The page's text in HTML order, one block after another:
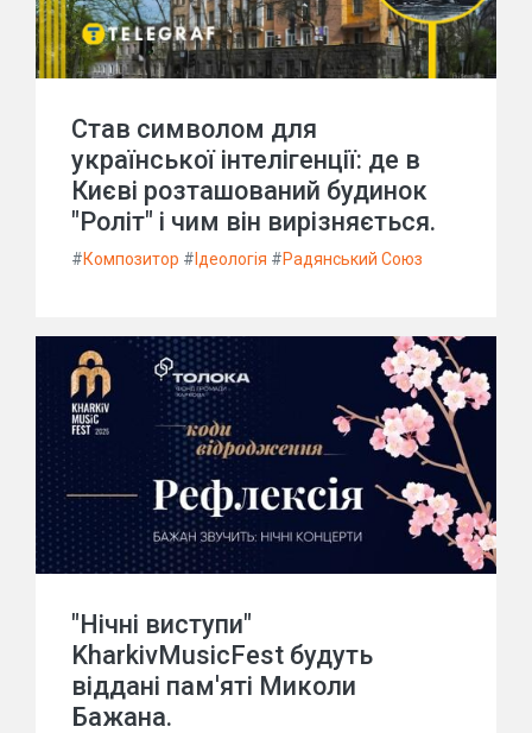
Став символом для
української інтелігенції: де в
Києві розташований будинок
"Роліт" і чим він вирізняється.
#Композитор # Ідеологія #Радянський Союз
"Нічні виступи"
KharkivMusicFest будуть
віддані пам'яті Миколи
Бажана.